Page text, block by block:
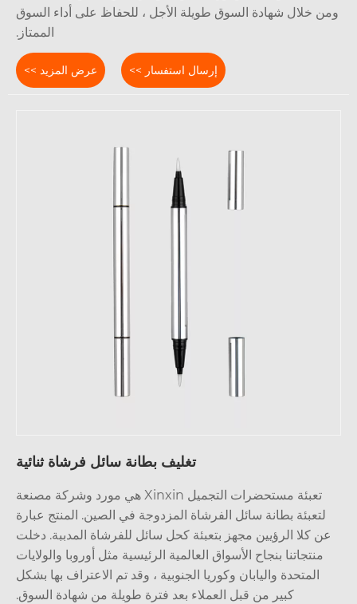
خلال شهادة السوق طويلة الأجل ، للحفاظ على أداء السوق
الممتاز.
عرض المزيد >> إرسال استفسار >>
تغليف بطانة سائل فرشاة ثنائية
تعبئة مستحضرات التجميل Xinxin هي مورد وشركة مصنعة
لتعبئة بطانة سائل الفرشاة المزدوجة في الصين. المنتج عبارة
كلا الرؤيين مجهز بتعبئة كحل سائل للفرشاة المدببة. دخلت
منتجاتنا بنجاح الأسواق العالمية الرئيسية مثل أوروبا والولايات
المتحدة واليابان وكوريا الجنوبية ، وقد تم الاعتراف بها بشكل
كبير من قبل العملاء بعد فترة طويلة من شهادة السوق.